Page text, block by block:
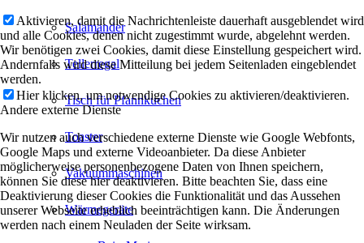
Salamander
Tellerregal
Tisch für Pfannkuchen
Toaster
Vakuummaschinen
Wärmegeräte
Aktivieren, damit die Nachrichtenleiste dauerhaft ausgeblendet wird
und alle Cookies, denen nicht zugestimmt wurde, abgelehnt werden.
Wir benötigen zwei Cookies, damit diese Einstellung gespeichert wird.
Andernfalls wird diese Mitteilung bei jedem Seitenladen eingeblendet
werden.
Hier klicken, um notwendige Cookies zu aktivieren/deaktivieren.
Andere externe Dienste
Wir nutzen auch verschiedene externe Dienste wie Google Webfonts,
Google Maps und externe Videoanbieter. Da diese Anbieter
möglicherweise personenbezogene Daten von Ihnen speichern,
können Sie diese hier deaktivieren. Bitte beachten Sie, dass eine
Deaktivierung dieser Cookies die Funktionalität und das Aussehen
unserer Webseite erheblich beeinträchtigen kann. Die Änderungen
werden nach einem Neuladen der Seite wirksam.